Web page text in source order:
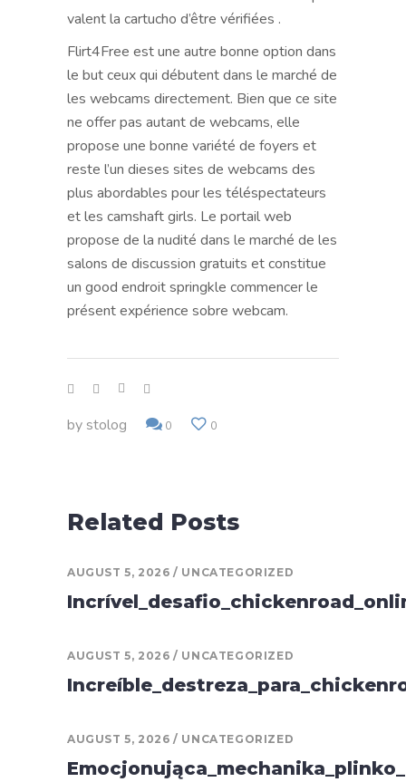
valent la cartucho d’être vérifiées .
Flirt4Free est une autre bonne option dans
le but ceux qui débutent dans le marché de
les webcams directement. Bien que ce site
ne offer pas autant de webcams, elle
propose une bonne variété de foyers et
reste l’un dieses sites de webcams des
plus abordables pour les téléspectateurs
et les camshaft girls. Le portail web
propose de la nudité dans le marché de les
salons de discussion gratuits et constitue
un good endroit springkle commencer le
présent expérience sobre webcam.
by stolog 0 0
Related Posts
AUGUST 5, 2026 UNCATEGORIZED
AUGUST 5, 2026 UNCATEGORIZED
AUGUST 5, 2026 UNCATEGORIZED